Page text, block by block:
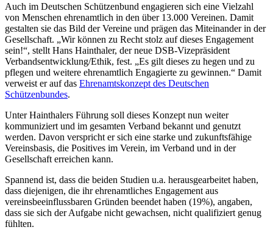
Auch im Deutschen Schützenbund engagieren sich eine Vielzahl
von Menschen ehrenamtlich in den über 13.000 Vereinen. Damit
gestalten sie das Bild der Vereine und prägen das Miteinander in der
Gesellschaft. „Wir können zu Recht stolz auf dieses Engagement
sein!“, stellt Hans Hainthaler, der neue DSB-Vizepräsident
Verbandsentwicklung/Ethik, fest. „Es gilt dieses zu hegen und zu
pflegen und weitere ehrenamtlich Engagierte zu gewinnen.“ Damit
verweist er auf das Ehrenamtskonzept des Deutschen
Schützenbundes.
Unter Hainthalers Führung soll dieses Konzept nun weiter
kommuniziert und im gesamten Verband bekannt und genutzt
werden. Davon verspricht er sich eine starke und zukunftsfähige
Vereinsbasis, die Positives im Verein, im Verband und in der
Gesellschaft erreichen kann.
Spannend ist, dass die beiden Studien u.a. herausgearbeitet haben,
dass diejenigen, die ihr ehrenamtliches Engagement aus
vereinsbeeinflussbaren Gründen beendet haben (19%), angaben,
dass sie sich der Aufgabe nicht gewachsen, nicht qualifiziert genug
fühlten.